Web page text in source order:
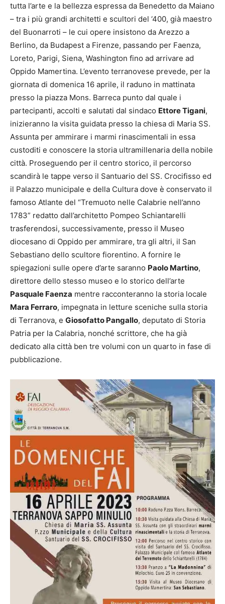
tutta l’arte e la bellezza espressa da Benedetto da Maiano
– tra i più grandi architetti e scultori del ‘400, già maestro
del Buonarroti – le cui opere insistono da Arezzo a
Berlino, da Budapest a Firenze, passando per Faenza,
Loreto, Parigi, Siena, Washington fino ad arrivare ad
Oppido Mamertina. L’evento terranovese prevede, per la
giornata di domenica 16 aprile, il raduno in mattinata
presso la piazza Mons. Barreca punto dal quale i
partecipanti, accolti e salutati dal sindaco Ettore Tigani,
inizieranno la visita guidata presso la chiesa di Maria SS.
Assunta per ammirare i marmi rinascimentali in essa
custoditi e conoscere la storia ultramillenaria della nobile
città. Proseguendo per il centro storico, il percorso
scandirà le tappe verso il Santuario del SS. Crocifisso ed
il Palazzo municipale e della Cultura dove è conservato il
famoso Atlante del “Tremuoto nelle Calabrie nell’anno
1783” redatto dall’architetto Pompeo Schiantarelli
trasferendosi, successivamente, presso il Museo
diocesano di Oppido per ammirare, tra gli altri, il San
Sebastiano dello scultore fiorentino. A fornire le
spiegazioni sulle opere d’arte saranno Paolo Martino,
direttore dello stesso museo e lo storico dell’arte
Pasquale Faenza mentre racconteranno la storia locale
Mara Ferraro, impegnata in letture sceniche sulla storia
di Terranova, e Giosofatto Pangallo, deputato di Storia
Patria per la Calabria, nonché scrittore, che ha già
dedicato alla città ben tre volumi con un quarto in fase di
pubblicazione.